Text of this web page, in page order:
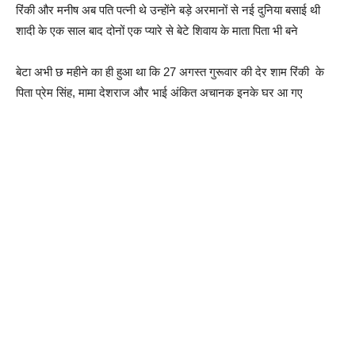
रिंकी और मनीष अब पति पत्नी थे उन्होंने बड़े अरमानों से नई दुनिया बसाई थी
शादी के एक साल बाद दोनों एक प्यारे से बेटे शिवाय के माता पिता भी बने
बेटा अभी छ महीने का ही हुआ था कि 27 अगस्त गुरूवार की देर शाम रिंकी के
पिता प्रेम सिंह, मामा देशराज और भाई अंकित अचानक इनके घर आ गए